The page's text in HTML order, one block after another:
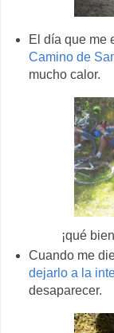
El día que me
Camino de
mucho calor.
¡qué
Cuando me
dejarlo a la
desaparecer.